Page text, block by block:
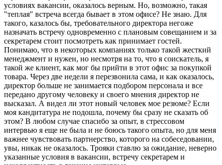
условиях вакансии, оказалось верным. Но, возможно, такая
"теплая" встреча всегда бывает в этом офисе? Не знаю. Для
такого, казалось бы, требовательного директора негоже
назначать встречу одновременно с плановым совещанием и за
секретарем стоит посмотреть как принимает гостей.
Понимаю, что в некоторых компаниях только такой жесткий
менеджмент и нужен, но несмотря на то, что я соискатель, я
такой же клиент, как мог бы прийти в этот офис за покупкой
товара. Через две недели я перезвонила сама, и как оказалось,
директор больше не занимается подбором персонала и все
передано другому человеку и своего мнения директор не
высказал. А видел ли этот новый человек мое резюме? Если
моя кандитатура не подошла, почему бы сразу не сказать об
этом? В любом случае спасибо за опыт, в стрессовом
интервью я еще не была и не боюсь такого опыта, но для меня
важнее чувствовать партнерство, которого на собеседовании,
увы, никак не оказалось. Трояки ставлю за ожидание, неверно
указанные условия в вакансии, встречу секретарем и